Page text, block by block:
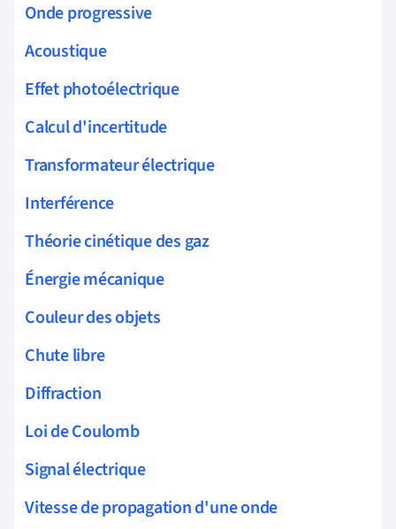
Onde progressive
Acoustique
Effet photoélectrique
Calcul d'incertitude
Transformateur électrique
Interférence
Théorie cinétique des gaz
Énergie mécanique
Couleur des objets
Chute libre
Diffraction
Loi de Coulomb
Signal électrique
Vitesse de propagation d'une onde